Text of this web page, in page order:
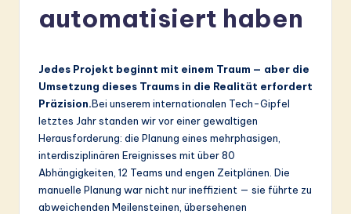
automatisiert haben
Jedes Projekt beginnt mit einem Traum — aber die
Umsetzung dieses Traums in die Realität erfordert
Präzision.Bei unserem internationalen Tech-Gipfel
letztes Jahr standen wir vor einer gewaltigen
Herausforderung: die Planung eines mehrphasigen,
interdisziplinären Ereignisses mit über 80
Abhängigkeiten, 12 Teams und engen Zeitplänen. Die
manuelle Planung war nicht nur ineffizient — sie führte zu
abweichenden Meilensteinen, übersehenen